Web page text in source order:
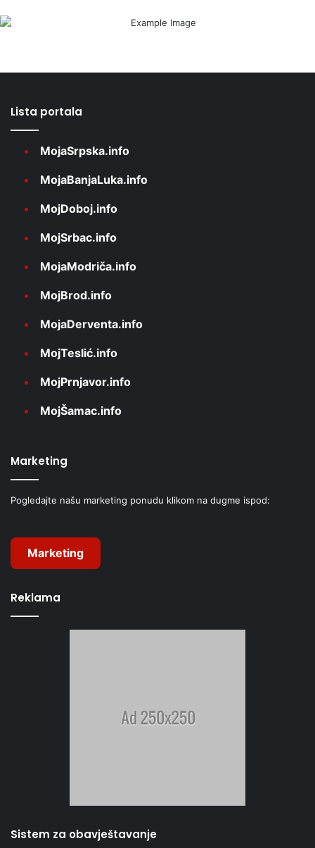
Lista portala
MojaSrpska.info
MojaBanjaLuka.info
MojDoboj.info
MojSrbac.info
MojaModriča.info
MojBrod.info
MojaDerventa.info
MojTeslić.info
MojPrnjavor.info
MojŠamac.info
Marketing
Pogledajte našu marketing ponudu klikom na dugme ispod:
Marketing
Reklama
Sistem za obavještavanje